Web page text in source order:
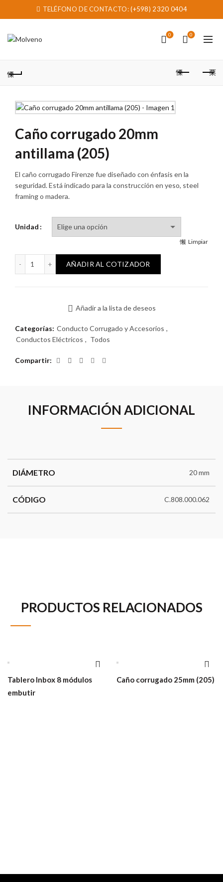
TELÉFONO DE CONTACTO:(+598) 2320 0404
0 0
Caño corrugado 20mm
antillama (205)
El caño corrugado Firenze fue diseñado con énfasis en la
seguridad. Está indicado para la construcción en yeso, steel
framing o madera.
Unidad
Limpiar
Caño corrugado 20mm antillama (205) cantidad
AÑADIR AL COTIZADOR
Añadir a la lista de deseos
Categorías: Conducto Corrugado y Accesorios ,
Conductos Eléctricos , Todos
Compartir
INFORMACIÓN ADICIONAL
DIÁMETRO 20 mm
CÓDIGO C.808.000.062
PRODUCTOS RELACIONADOS
Tablero Inbox 8 módulos
embutir
Caño corrugado 25mm (205)